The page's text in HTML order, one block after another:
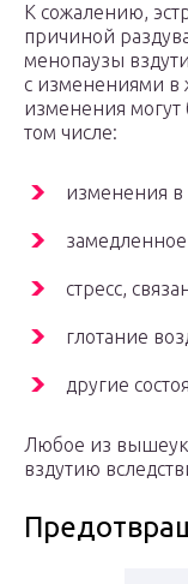
К сожалению,
причиной
менопаузы
с изменениями в
изменения
том числе:
изменения в
стресс,
глотание
другие
Любое из
вздутию